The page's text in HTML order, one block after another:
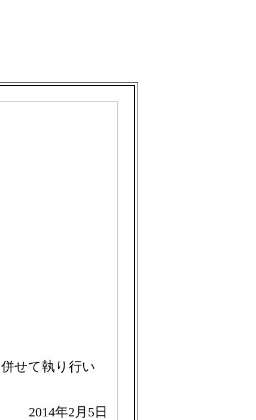
せて執り行い
2014年2月5日